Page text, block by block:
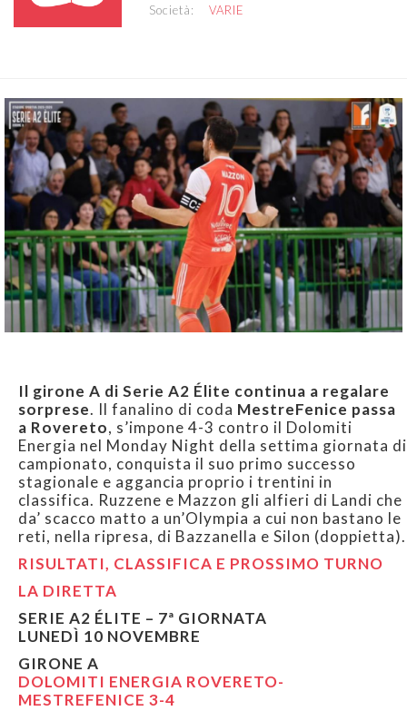
Società:VARIE
Il girone A di Serie A2 Élite continua a regalare
sorprese. Il fanalino di coda MestreFenice passa
a Rovereto, s’impone 4-3 contro il Dolomiti
Energia nel Monday Night della settima giornata di
campionato, conquista il suo primo successo
stagionale e aggancia proprio i trentini in
classifica. Ruzzene e Mazzon gli alfieri di Landi che
da’ scacco matto a un’Olympia a cui non bastano le
reti, nella ripresa, di Bazzanella e Silon (doppietta).
RISULTATI, CLASSIFICA E PROSSIMO TURNO
LA DIRETTA
SERIE A2 ÉLITE – 7ª GIORNATA
LUNEDÌ 10 NOVEMBRE
GIRONE A
DOLOMITI ENERGIA ROVERETO-
MESTREFENICE 3-4